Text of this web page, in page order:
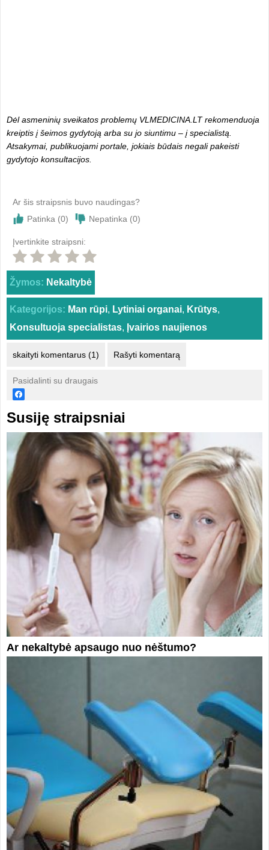
Dėl asmeninių sveikatos problemų VLMEDICINA.LT rekomenduoja
kreiptis į šeimos gydytoją arba su jo siuntimu – į specialistą.
Atsakymai, publikuojami portale, jokiais būdais negali pakeisti
gydytojo konsultacijos.
Ar šis straipsnis buvo naudingas?
Patinka (0) Nepatinka (0)
Įvertinkite straipsni:
Žymos: Nekaltybė
Kategorijos: Man rūpi, Lytiniai organai, Krūtys,
Konsultuoja specialistas, Įvairios naujienos
skaityti komentarus (1) Rašyti komentarą
Pasidalinti su draugais
Susiję straipsniai
Ar nekaltybė apsaugo nuo nėštumo?